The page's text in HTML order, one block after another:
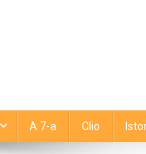
A 7-a Clio